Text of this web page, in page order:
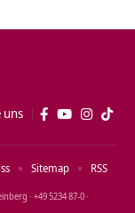
uns
· +49 5234 87‑0 ·
Sitemap RSS